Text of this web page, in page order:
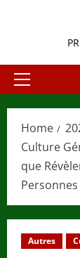
Primary
Home
Culture
que
Autres